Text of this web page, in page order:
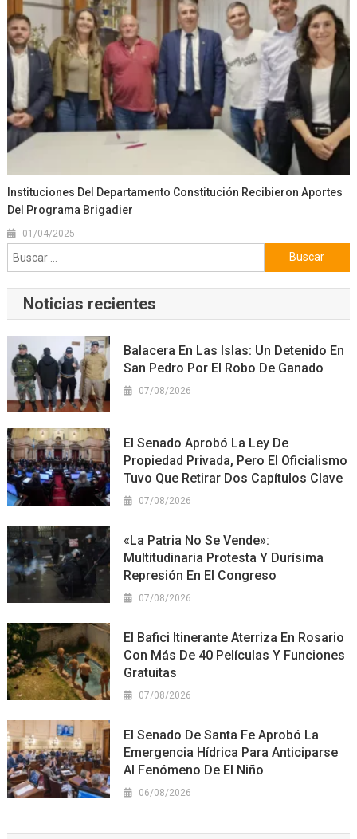
Instituciones Del Departamento Constitución Recibieron Aportes
Del Programa Brigadier
01/04/2025
Buscar:
Noticias recientes
Balacera En Las Islas: Un Detenido En
San Pedro Por El Robo De Ganado
07/08/2026
El Senado Aprobó La Ley De
Propiedad Privada, Pero El Oficialismo
Tuvo Que Retirar Dos Capítulos Clave
07/08/2026
«La Patria No Se Vende»:
Multitudinaria Protesta Y Durísima
Represión En El Congreso
07/08/2026
El Bafici Itinerante Aterriza En Rosario
Con Más De 40 Películas Y Funciones
Gratuitas
07/08/2026
El Senado De Santa Fe Aprobó La
Emergencia Hídrica Para Anticiparse
Al Fenómeno De El Niño
06/08/2026